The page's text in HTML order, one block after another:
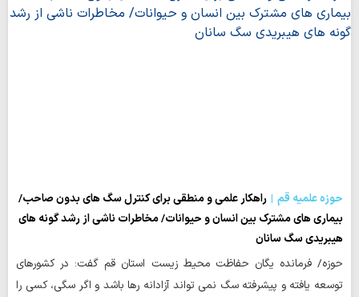
حوزه علمیه قم
راهکار علمی و منطقی برای کنترل سگ های بدون صاحب/
بیماری های مشترک بین انسان و حیوانات/ مخاطرات ناشی از رشد گونه های
هیبریدی سگ سانان
حوزه/ فرمانده یگان حفاظت محیط زیست استان قم گفت: در کشورهای
توسعه یافته و پیشرفته سگ نمی تواند آزادانه رها باشد و اگر سگی، کسی را